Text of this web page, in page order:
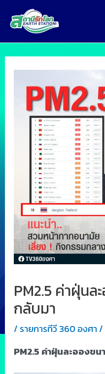
PM2.5 ค่าฝุ่นล
กลับมา
/ รายการทีวี 360 องศา /
PM2.5 ค่าฝุ่นละอองข